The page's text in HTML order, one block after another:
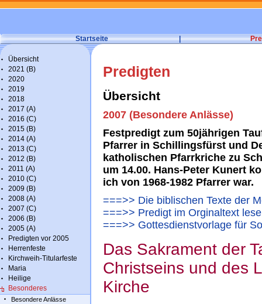
Startseite |
Übersicht
2021 (B)
2020
2019
2018
2017 (A)
2016 (C)
2015 (B)
2014 (A)
2013 (C)
2012 (B)
2011 (A)
2010 (C)
2009 (B)
2008 (A)
2007 (C)
2006 (B)
2005 (A)
Predigten vor 2005
Herrenfeste
Kirchweih-Titularfeste
Maria
Heilige
Besonderes
Besondere Anlässe
Predigten
Übersicht
2007 (Besondere Anlässe)
Festpredigt zum 50jährigen
Pfarrer in Schillingsfürst und
katholischen Pfarrkriche zu
um 14.00. Hans-Peter Kunert
ich von 1968-1982 Pfarrer war.
===>> Die biblischen Texte der
===>> Predigt im Orginaltext
===>> Gottesdienstvorlage für
Das Sakrament der
Christseins und des
Kirche